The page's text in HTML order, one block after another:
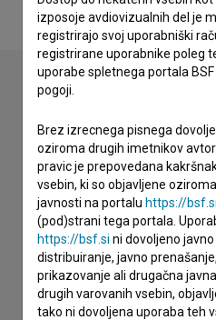
Spoštovani, s pomočjo
stik z uredništvom Baze
odzivov.
imam vprašanje
prijavljam napako
želim dodati podatke
drugo
izposoje avdiovizualnih del je
registrirajo svoj uporabniški
registrirane uporabnike poleg
uporabe spletnega portala
pogoji.
Brez izrecnega pisnega
oziroma drugih imetnikov
pravic je prepovedana
vsebin, ki so objavljene
javnosti na portalu https://bsf.si
(pod)strani tega portala.
https://bsf.si ni dovoljeno
distribuiranje, javno
prikazovanje ali drugačna
drugih varovanih vsebin,
tako ni dovoljena uporaba teh